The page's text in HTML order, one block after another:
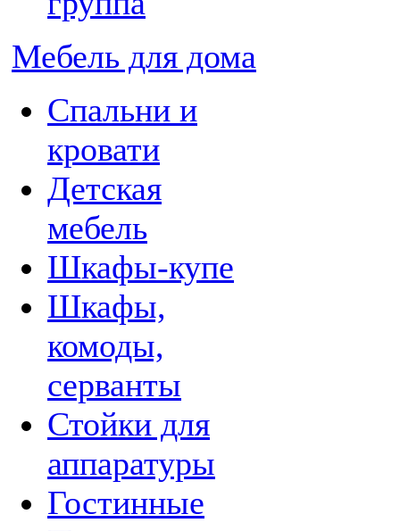
Мебель для дома
Спальни и
кровати
Детская
мебель
Шкафы-купе
Шкафы,
комоды,
серванты
Стойки для
аппаратуры
Гостинные